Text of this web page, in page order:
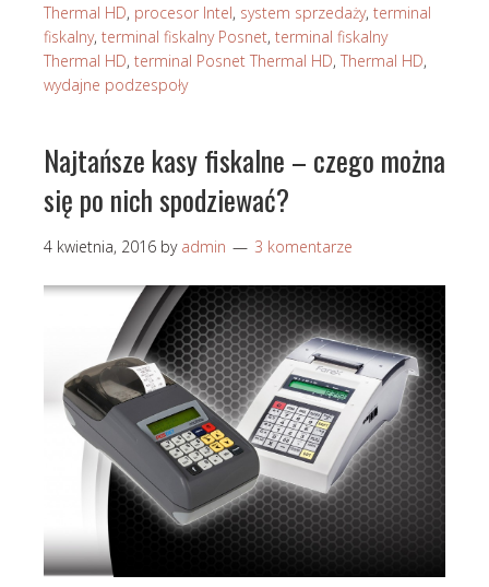
Thermal HD, procesor Intel, system sprzedaży, terminal
fiskalny, terminal fiskalny Posnet, terminal fiskalny
Thermal HD, terminal Posnet Thermal HD, Thermal HD,
wydajne podzespoły
Najtańsze kasy fiskalne – czego można
się po nich spodziewać?
4 kwietnia, 2016 by admin 3 komentarze